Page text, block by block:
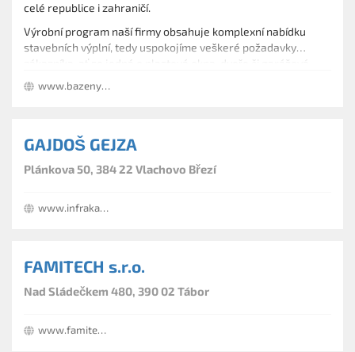
celé republice i zahraničí.
Výrobní program naší firmy obsahuje komplexní nabídku
stavebních výplní, tedy uspokojíme veškeré požadavky
zákazníka, ať se jedná o plastová okna, dveře či garážová
vrata.
hmyzu či nadokenní rolety.
www.bazeny-okna.cz
GAJDOŠ GEJZA
Plánkova 50, 384 22 Vlachovo Březí
www.infrakabiny-dreso.cz
FAMITECH s.r.o.
Nad Sládečkem 480, 390 02 Tábor
www.famitech.cz